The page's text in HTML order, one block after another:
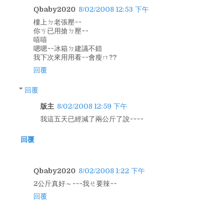
Qbaby2020 8/02/2008 12:53 下午
樓上ㄉ老張壓~~
你ㄎ已用搶ㄉ壓~~
嘻嘻
嗯嗯~~冰箱ㄉ建議不錯
我下次來用用看~~會瘦ㄇ??
回覆
回覆
版主 8/02/2008 12:59 下午
我這五天已經減了兩公斤了說~~~~
回覆
Qbaby2020 8/02/2008 1:22 下午
2公斤真好～~~~我ㄝ要辣~~
回覆